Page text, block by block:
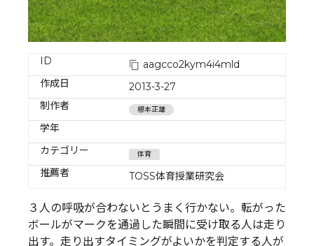
ID
aagcco2kym4i4mld
作成日
2013-3-27
制作者
根本正雄
学年
カテゴリー
体育
推薦者 TOSS体育授業研究会
３人の呼吸が合わないとうまく行かない。転がった
ボールがマークを通過した瞬間に受け取る人は走り
出す。走り出すタイミングがよいかを判定する人が